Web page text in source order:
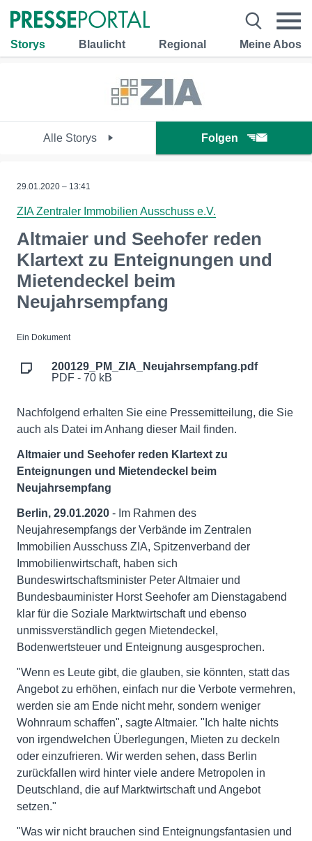
Storys Blaulicht Regional Meine Abos
Alle Storys Folgen
29.01.2020 – 13:41
ZIA Zentraler Immobilien Ausschuss e.V.
Altmaier und Seehofer reden
Klartext zu Enteignungen und
Mietendeckel beim
Neujahrsempfang
Ein Dokument
200129_PM_ZIA_Neujahrsempfang.pdf
PDF - 70 kB
Nachfolgend erhalten Sie eine Pressemitteilung, die Sie
auch als Datei im Anhang dieser Mail finden.
Altmaier und Seehofer reden Klartext zu
Enteignungen und Mietendeckel beim
Neujahrsempfang
Berlin, 29.01.2020 - Im Rahmen des
Neujahresempfangs der Verbände im Zentralen
Immobilien Ausschuss ZIA, Spitzenverband der
Immobilienwirtschaft, haben sich
Bundeswirtschaftsminister Peter Altmaier und
Bundesbauminister Horst Seehofer am Dienstagabend
klar für die Soziale Marktwirtschaft und ebenso
unmissverständlich gegen Mietendeckel,
Bodenwertsteuer und Enteignung ausgesprochen.
"Wenn es Leute gibt, die glauben, sie könnten, statt das
Angebot zu erhöhen, einfach nur die Verbote vermehren,
werden sie am Ende nicht mehr, sondern weniger
Wohnraum schaffen", sagte Altmaier. "Ich halte nichts
von irgendwelchen Überlegungen, Mieten zu deckeln
oder einzufrieren. Wir werden sehen, dass Berlin
zurückfallen wird hinter viele andere Metropolen in
Deutschland, die auf Marktwirtschaft und Angebot
setzen."
"Was wir nicht brauchen sind Enteignungsfantasien und